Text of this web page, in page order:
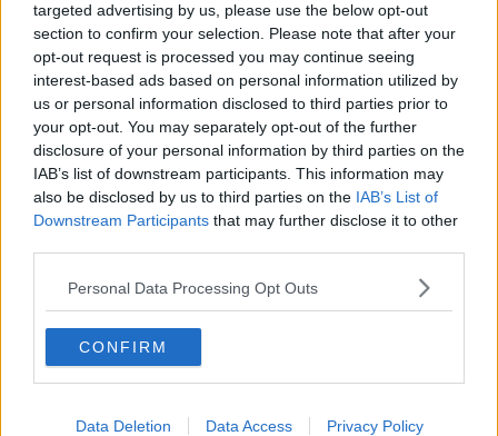
targeted advertising by us, please use the below opt-out
section to confirm your selection. Please note that after your
opt-out request is processed you may continue seeing
interest-based ads based on personal information utilized by
us or personal information disclosed to third parties prior to
your opt-out. You may separately opt-out of the further
disclosure of your personal information by third parties on the
IAB’s list of downstream participants. This information may
also be disclosed by us to third parties on the IAB’s List of
Downstream Participants that may further disclose it to other
Personal Data Processing Opt Outs
CONFIRM
Data Deletion Data Access Privacy Policy
PONTEDERA —Permane ancora qualche conseguenza delle forti
piogge che nella notte fra sabato 23 e domenica 24 hanno colpito
la Valdera e sulterritorio collinare intorno a Pontederaalcune
strade non hanno ancora ripreso la loro normale trafficabilità.
Da oggi infatti, mercoledì 26 aprile, è scattato il senso unico
alternato lungo via comunale Dal Monte nella frazione di Treggiaia,
via vecchia comunale di San Gervasio, via vicinale pubblica dei
Il senso unico alternato rimarrà in essere finché non verranno
ripristinate le situazioni dovute a frane e smottamenti.